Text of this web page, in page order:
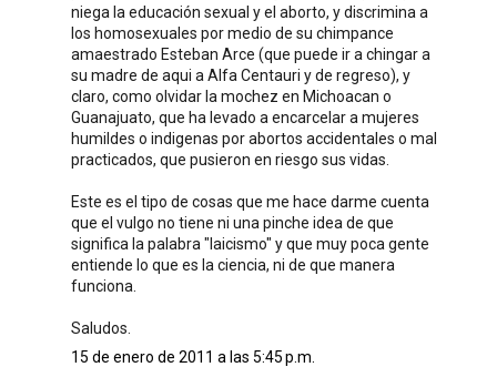
niega la educación sexual y el aborto, y discrimina a
los homosexuales por medio de su chimpance
amaestrado Esteban Arce (que puede ir a chingar a
su madre de aqui a Alfa Centauri y de regreso), y
claro, como olvidar la mochez en Michoacan o
Guanajuato, que ha levado a encarcelar a mujeres
humildes o indigenas por abortos accidentales o mal
practicados, que pusieron en riesgo sus vidas.
Este es el tipo de cosas que me hace darme cuenta
que el vulgo no tiene ni una pinche idea de que
significa la palabra "laicismo" y que muy poca gente
entiende lo que es la ciencia, ni de que manera
funciona.
Saludos.
15 de enero de 2011 a las 5:45 p.m.